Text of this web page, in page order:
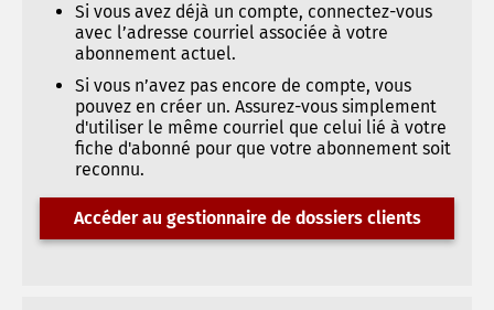
Si vous avez déjà un compte, connectez-vous
avec l’adresse courriel associée à votre
abonnement actuel.
Si vous n’avez pas encore de compte, vous
pouvez en créer un. Assurez-vous simplement
d'utiliser le même courriel que celui lié à votre
fiche d'abonné pour que votre abonnement soit
reconnu.
Accéder au gestionnaire de dossiers clients